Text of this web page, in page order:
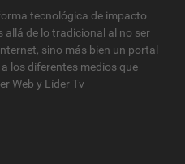
tecnológica de impacto
allá de lo tradicional al no ser
sino más bien un portal
los diferentes medios que
Web y Líder Tv